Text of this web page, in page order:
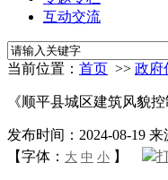
互动交流
当前位置： 首页 >> 政府
《顺平县城区建筑风貌
发布时间：2024-08-19 来
【字体： 大 中 小 】